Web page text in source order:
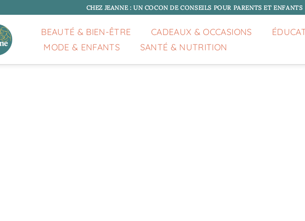
CHEZ JEANNE : UN COCON DE CONSEILS POUR PARENTS ET ENFANTS
BEAUTÉ & BIEN-ÊTRE CADEAUX & OCCASIONS
MODE & ENFANTS
SANTÉ & NUTRITION